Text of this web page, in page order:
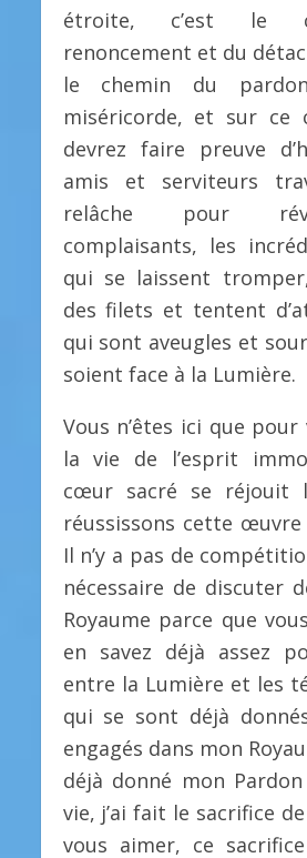
étroite, c’est le
renoncement et du
le chemin du
miséricorde, et sur ce
devrez faire preuve
amis et serviteurs
relâche pour
complaisants, les
qui se laissent
des filets et tentent
qui sont aveugles et
soient face à la Lumière.
Vous n’êtes ici que
la vie de l’esprit
cœur sacré se réjouit
réussissons cette
Il n’y a pas de
nécessaire de discuter
Royaume parce que
en savez déjà assez
entre la Lumière et les
qui se sont déjà
engagés dans mon
déjà donné mon
vie, j’ai fait le sacrifice
vous aimer, ce